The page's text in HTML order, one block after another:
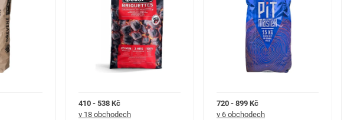
410 - 538 Kč
v 18 obchodech
720 - 899 Kč
v 6 obchodech